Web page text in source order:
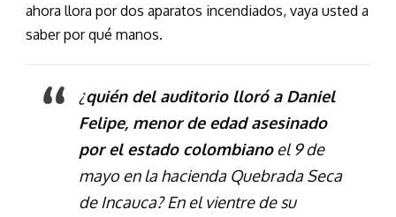
ahora llora por dos aparatos incendiados, vaya usted a
saber por qué manos.
¿quién del auditorio lloró a Daniel
Felipe, menor de edad asesinado
por el estado colombianoel 9 de
mayo en la hacienda Quebrada Seca
de Incauca? En el vientre de su